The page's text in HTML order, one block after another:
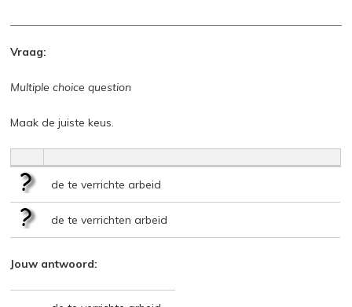
Vraag:
Multiple choice question
Maak de juiste keus.
de te verrichte arbeid
de te verrichten arbeid
Jouw antwoord: